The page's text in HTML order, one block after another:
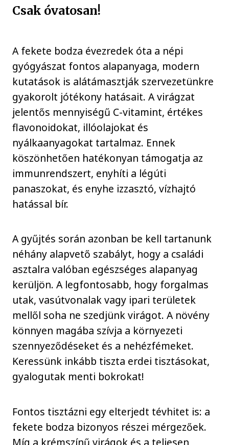
Csak óvatosan!
A fekete bodza évezredek óta a népi
gyógyászat fontos alapanyaga, modern
kutatások is alátámasztják szervezetünkre
gyakorolt jótékony hatásait. A virágzat
jelentős mennyiségű C-vitamint, értékes
flavonoidokat, illóolajokat és
nyálkaanyagokat tartalmaz. Ennek
köszönhetően hatékonyan támogatja az
immunrendszert, enyhíti a légúti
panaszokat, és enyhe izzasztó, vízhajtó
hatással bír.
A gyűjtés során azonban be kell tartanunk
néhány alapvető szabályt, hogy a családi
asztalra valóban egészséges alapanyag
kerüljön. A legfontosabb, hogy forgalmas
utak, vasútvonalak vagy ipari területek
mellől soha ne szedjünk virágot. A növény
könnyen magába szívja a környezeti
szennyeződéseket és a nehézfémeket.
Keressünk inkább tiszta erdei tisztásokat,
gyalogutak menti bokrokat!
Fontos tisztázni egy elterjedt tévhitet is: a
fekete bodza bizonyos részei mérgezőek.
Míg a krémszínű virágok és a teljesen